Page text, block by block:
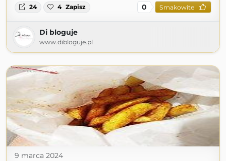
24 4 Zapisz 0 Smakowite
Di bloguje
www.dibloguje.pl
9 marca 2024